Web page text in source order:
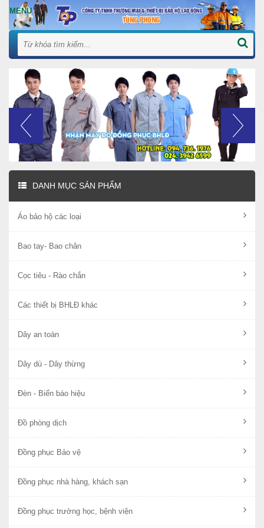
DANH MỤC SẢN PHẨM
Áo bảo hộ các loại
Bao tay- Bao chân
Cọc tiêu - Rào chắn
Các thiết bị BHLĐ khác
Dây an toàn
Dây dù - Dây thừng
Đèn - Biển báo hiệu
Đồ phòng dịch
Đồng phục Bảo vệ
Đồng phục nhà hàng, khách sạn
Đồng phục trường học, bệnh viện